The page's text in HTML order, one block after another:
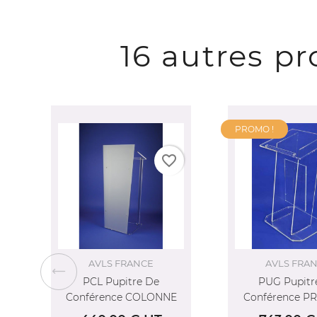
16 autres
AVLS FRANCE
PUG Pupitre De
Conférence PRESTIGE
favorite_border
AVLS
Pupitre De